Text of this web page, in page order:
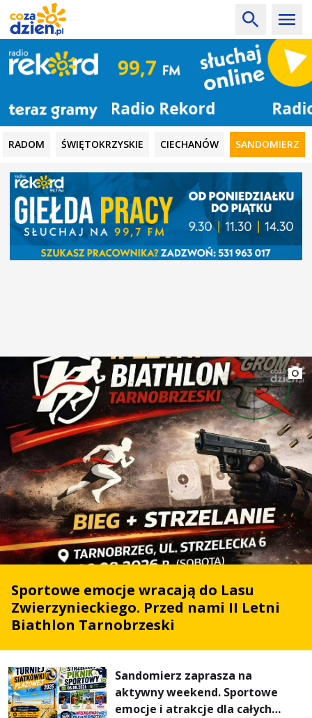
Radio Rekord
RADOM ŚWIĘTOKRZYSKIE CIECHANÓW SANDOMIERZ
Sportowe emocje wracają do Lasu
Zwierzynieckiego. Przed nami II Letni
Biathlon Tarnobrzeski
Sandomierz zaprasza na
aktywny weekend. Sportowe
emocje i atrakcje dla całych